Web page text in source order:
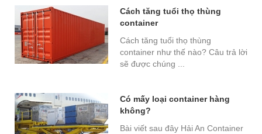
Cách tăng tuổi thọ thùng
container
Cách tăng tuổi thọ thùng
container như thế nào? Câu trả lời
sẽ được chúng ...
Có mấy loại container hàng
không?
Bài viết sau đây Hải An Container